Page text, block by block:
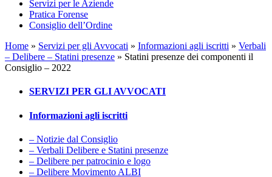
Servizi per le Aziende
Pratica Forense
Consiglio dell’Ordine
Home » Servizi per gli Avvocati » Informazioni agli iscritti » Verbali
– Delibere – Statini presenze » Statini presenze dei componenti il
Consiglio – 2022
SERVIZI PER GLI AVVOCATI
Informazioni agli iscritti
– Notizie dal Consiglio
– Verbali Delibere e Statini presenze
– Delibere per patrocinio e logo
– Delibere Movimento ALBI